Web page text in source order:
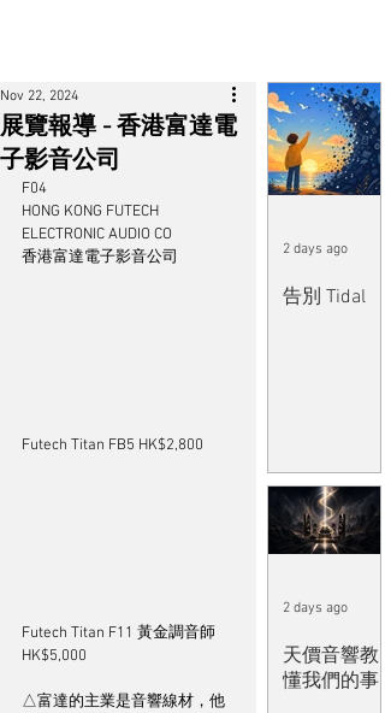
展覽報導 - 香港富達電
子影音公司
Nov 22, 2024
F04
HONG KONG FUTECH
ELECTRONIC AUDIO CO
香港富達電子影音公司
Futech Titan FB5 HK$2,800
Futech Titan F11 黃金調音師
HK$5,000
△富達的主業是音響線材，他
告別 Tidal
2 days ago
天價音響教
懂我們的事
2 days ago